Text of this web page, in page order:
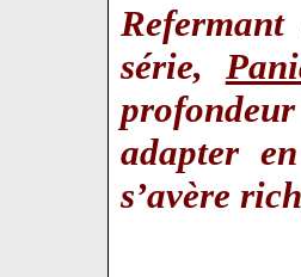
série,
adapter
s’avère